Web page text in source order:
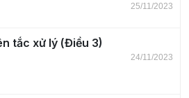
25/11/2023
tắc xử lý (Điều 3)
24/11/2023